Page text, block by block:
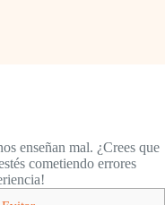
enseñan mal. ¿Crees que
cometiendo errores